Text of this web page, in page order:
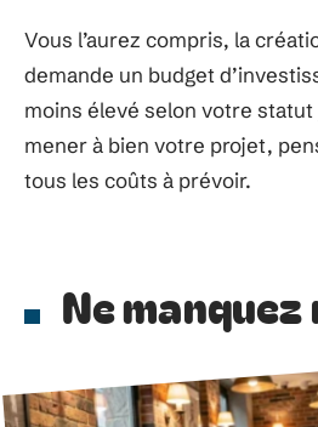
Vous l’aurez compris, la
demande un budget
moins élevé selon votre
mener à bien votre projet,
tous les coûts à prévoir.
Ne